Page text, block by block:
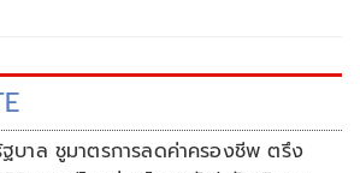
บาล ชูมาตรการลดค่าครองชีพ ตรึง